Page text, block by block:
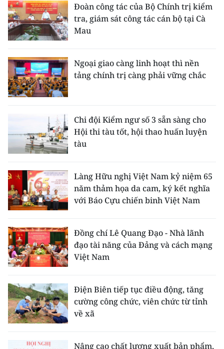
Đoàn công tác của Bộ Chính trị kiểm
tra, giám sát công tác cán bộ tại Cà
Mau
Ngoại giao càng linh hoạt thì nền
tảng chính trị càng phải vững chắc
Chi đội Kiểm ngư số 3 sẵn sàng cho
Hội thi tàu tốt, hội thao huấn luyện
tàu
Làng Hữu nghị Việt Nam kỷ niệm 65
năm thảm họa da cam, ký kết nghĩa
với Báo Cựu chiến binh Việt Nam
Đồng chí Lê Quang Đạo - Nhà lãnh
đạo tài năng của Đảng và cách mạng
Việt Nam
Điện Biên tiếp tục điều động, tăng
cường công chức, viên chức từ tỉnh
về xã
Nâng cao chất lượng xuất bản phẩm,